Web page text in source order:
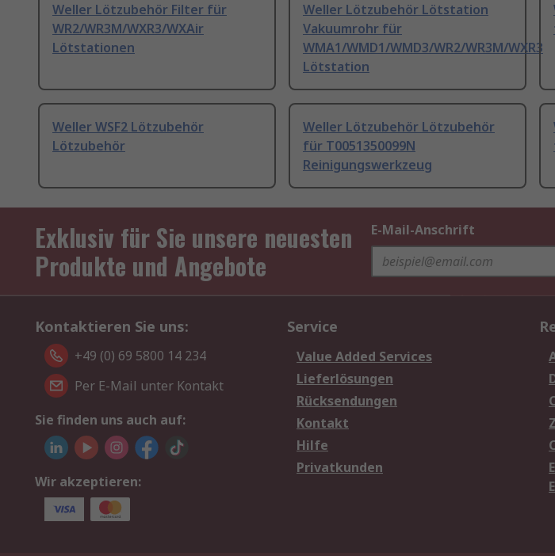
Weller Lötzubehör Filter für
WR2/WR3M/WXR3/WXAir
Lötstationen
Weller Lötzubehör Lötstation
Vakuumrohr für
WMA1/WMD1/WMD3/WR2/WR3M/WXR3
Lötstation
Weller WSF2 Lötzubehör
Lötzubehör
Weller Lötzubehör Lötzubehör
für T0051350099N
Reinigungswerkzeug
Exklusiv für Sie unsere neuesten
Produkte und Angebote
E-Mail-Anschrift
Kontaktieren Sie uns:
+49 (0) 69 5800 14 234
Per E-Mail unter Kontakt
Sie finden uns auch auf:
Wir akzeptieren:
Service
Value Added Services
Lieferlösungen
Rücksendungen
Kontakt
Hilfe
Privatkunden